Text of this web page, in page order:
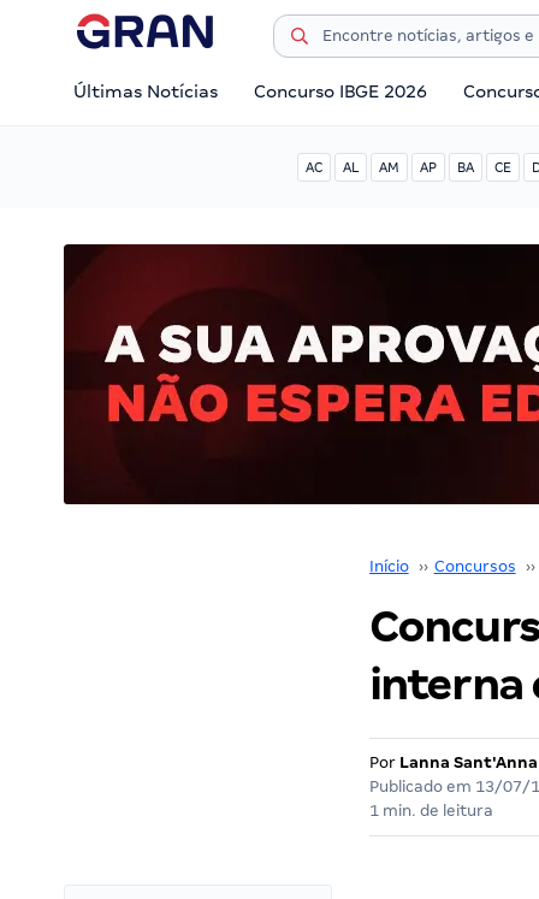
Últimas Notícias Concurso IBGE 2026
AC AL AM AP BA CE
Início ›› Concursos ››
interna
Por Lanna Sant'Anna
Publicado em 13/07/
1 min. de leitura